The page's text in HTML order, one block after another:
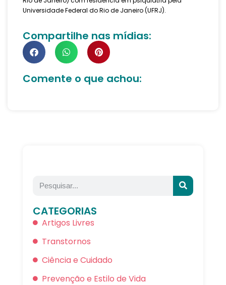
Universidade Federal do Rio de Janeiro (UFRJ).
Compartilhe nas mídias:
Comente o que achou:
CATEGORIAS
Artigos Livres
Transtornos
Ciência e Cuidado
Prevenção e Estilo de Vida